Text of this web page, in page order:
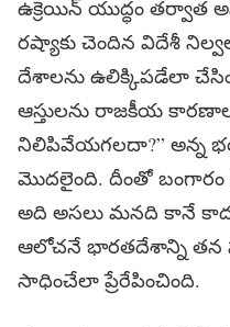
ఉక్రెయిన్ యుద్ధం తర్వాత
రష్యాకు చెందిన విదేశీ
దేశాలను ఉలిక్కిపడేలా
ఆస్తులను రాజకీయ
నిలిపివేయగలదా?” అన్న
మొదలైంది. దీంతో బంగారం
అది అసలు మనది కానే
ఆలోచనే భారతదేశాన్ని తన
సాధించేలా ప్రేరేపించింది.